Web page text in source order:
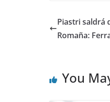
Piastri saldrá
Romaña:
You